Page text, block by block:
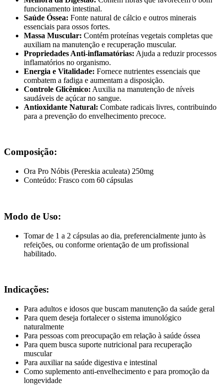
funcionamento intestinal.
Saúde Óssea: Fonte natural de cálcio e outros minerais
essenciais para ossos fortes.
Massa Muscular: Contém proteínas vegetais completas que
auxiliam na manutenção e recuperação muscular.
Propriedades Anti-inflamatórias: Ajuda a reduzir processos
inflamatórios no organismo.
Energia e Vitalidade: Fornece nutrientes essenciais que
combatem a fadiga e aumentam a disposição.
Controle Glicêmico: Auxilia na manutenção de níveis
saudáveis de açúcar no sangue.
Antioxidante Natural: Combate radicais livres, contribuindo
para a prevenção do envelhecimento precoce.
Composição:
Ora Pro Nóbis (Pereskia aculeata) 250mg
Conteúdo: Frasco com 60 cápsulas
Modo de Uso:
Tomar de 1 a 2 cápsulas ao dia, preferencialmente junto às
refeições, ou conforme orientação de um profissional
habilitado.
Indicações:
Para adultos e idosos que buscam manutenção da saúde geral
Para quem deseja fortalecer o sistema imunológico
naturalmente
Para pessoas com preocupação em relação à saúde óssea
Para quem busca suporte nutricional para recuperação
muscular
Para auxiliar na saúde digestiva e intestinal
Como suplemento anti-envelhecimento e para promoção da
longevidade